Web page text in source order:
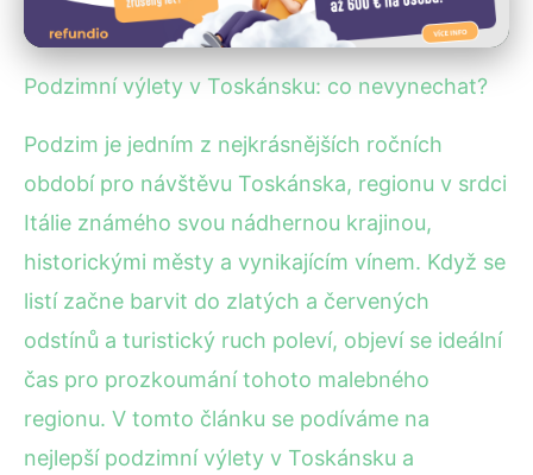
Podzimní Klenoty Toskánska:
Historie, Příroda a Víno!
Podzimní výlety v Toskánsku: co nevynechat?
Podzim je jedním z nejkrásnějších ročních
období pro návštěvu Toskánska, regionu v srdci
Itálie známého svou nádhernou krajinou,
historickými městy a vynikajícím vínem. Když se
listí začne barvit do zlatých a červených
odstínů a turistický ruch poleví, objeví se ideální
čas pro prozkoumání tohoto malebného
regionu. V tomto článku se podíváme na
nejlepší podzimní výlety v Toskánsku a